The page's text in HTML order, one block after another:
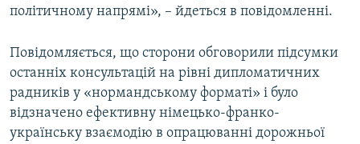
політичному напрямі», – йдеться в повідомленні.
Повідомляється, що сторони обговорили підсумки
останніх консультацій на рівні дипломатичних
радників у «нормандському форматі» і було
відзначено ефективну німецько-франко-
українську взаємодію в опрацюванні дорожньої